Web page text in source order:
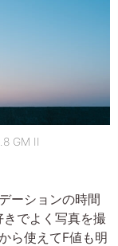
GM II
ーションの時間
でよく写真を撮
ら使えてF値も明